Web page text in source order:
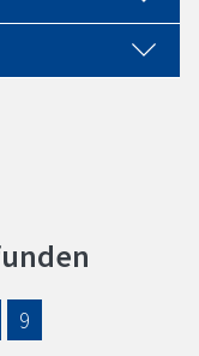
9